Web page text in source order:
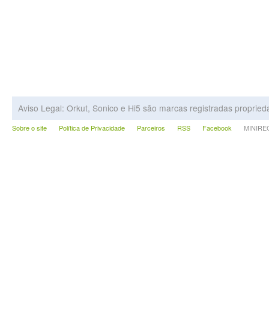
Aviso Legal: Orkut, Sonico e Hi5 são marcas registradas
Sobre o site Política de Privacidade Parceiros RSS Facebook